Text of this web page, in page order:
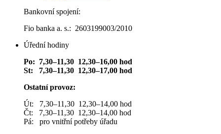
Bankovní spojení:
Fio banka a. s.: 2603199003/2010
Úřední hodiny
Po: 7,30–11,30 12,30–16,00 hod
St: 7,30–11,30 12,30–17,00 hod
Ostatní provoz:
Út: 7,30–11,30 12,30–14,00 hod
Čt: 7,30–11,30 12,30–14,00 hod
Pá: pro vnitřní potřeby úřadu